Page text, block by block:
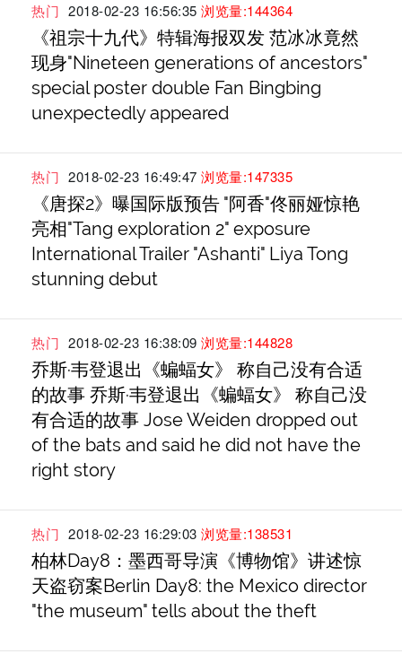
热门 2018-02-23 16:56:35 浏览量:144364
《祖宗十九代》特辑海报双发 范冰冰竟然
现身"Nineteen generations of ancestors"
special poster double Fan Bingbing
unexpectedly appeared
热门 2018-02-23 16:49:47 浏览量:147335
《唐探2》曝国际版预告 "阿香"佟丽娅惊艳
亮相"Tang exploration 2" exposure
International Trailer "Ashanti" Liya Tong
stunning debut
热门 2018-02-23 16:38:09 浏览量:144828
乔斯·韦登退出《蝙蝠女》 称自己没有合适
的故事 乔斯·韦登退出《蝙蝠女》 称自己没
有合适的故事 Jose Weiden dropped out
of the bats and said he did not have the
right story
热门 2018-02-23 16:29:03 浏览量:138531
柏林Day8：墨西哥导演《博物馆》讲述惊
天盗窃案Berlin Day8: the Mexico director
"the museum" tells about the theft